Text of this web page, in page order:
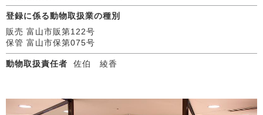
登録に係る動物取扱業の種別
販売 富山市販第122号
保管 富山市保第075号
動物取扱責任者 佐伯 綾香